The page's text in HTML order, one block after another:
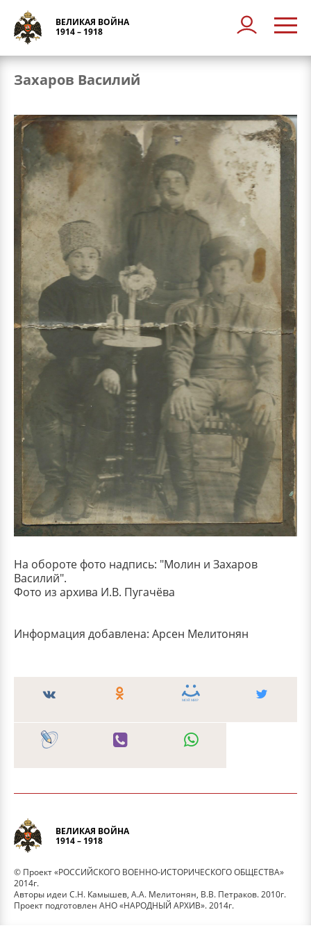
ВЕЛИКАЯ ВОЙНА
1914 – 1918
Захаров Василий
На обороте фото надпись: "Молин и Захаров
Василий".
Фото из архива И.В. Пугачёва
Информация добавлена: Арсен Мелитонян
ВЕЛИКАЯ ВОЙНА
1914 – 1918
© Проект «РОССИЙСКОГО ВОЕННО-ИСТОРИЧЕСКОГО ОБЩЕСТВА»
2014г.
Авторы идеи С.Н. Камышев, А.А. Мелитонян, В.В. Петраков. 2010г.
Проект подготовлен АНО «НАРОДНЫЙ АРХИВ». 2014г.